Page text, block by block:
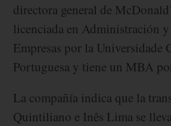
directora general de
licenciada en Administración
Empresas por la Universidade
Portuguesa y tiene un MBA
La compañía indica que la
Quintiliano e Inês Lima se